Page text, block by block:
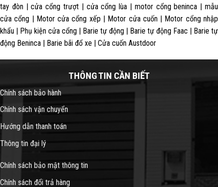
tay đòn | cửa cổng trượt | cửa cổng lùa | motor cổng beninca | mẫu
cửa cổng | Motor cửa cổng xếp | Motor cửa cuốn | Motor cổng nhập
khẩu | Phụ kiện cửa cổng | Barie tự động | Barie tự động Faac | Barie tự
động Beninca | Barie bãi đổ xe | Cửa cuốn Austdoor
THÔNG TIN CẦN BIẾT
Chính sách bảo hành
Chính sách vận chuyển
Hướng dẫn thanh toán
Thông tin đại lý
Chính sách bảo mật thông tin
Chính sách đổi trả hàng